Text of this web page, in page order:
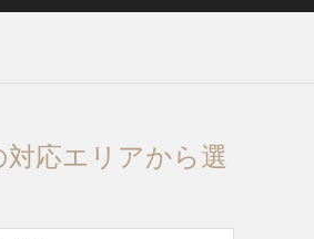
対応エリアから選